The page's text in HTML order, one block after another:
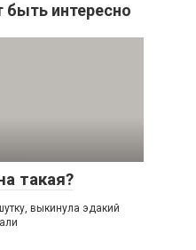
интересно
такая?
выкинула эдакий